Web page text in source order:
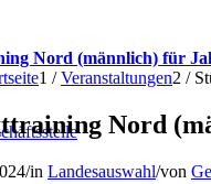
Nord (männlich) für
1 / Veranstaltungen2 /
Nord
/in Landesauswahl/von